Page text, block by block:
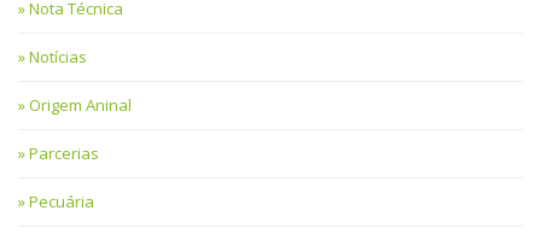
Nota Técnica
Notícias
Origem Aninal
Parcerias
Pecuária